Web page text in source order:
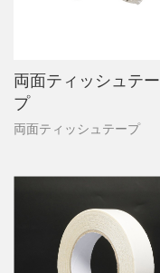
両面ティッシュテー
プ
両面ティッシュテープ